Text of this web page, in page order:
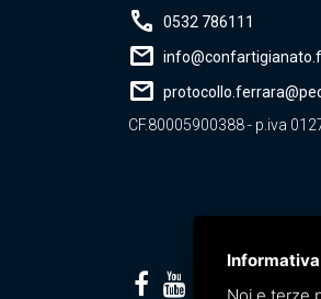
call 0532 786111
mail
mail
CF.80005900388 - p.iva
Informativa